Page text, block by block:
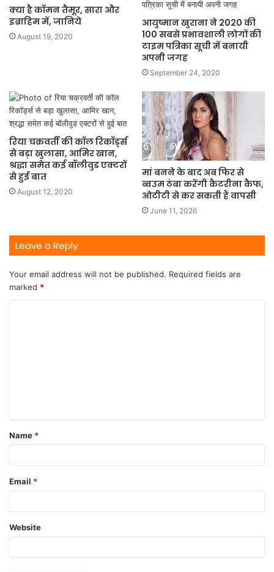
क्या है कॉमन तैमूर, सारा और
इब्राहिम में, जानिये
August 19, 2020
आयुष्मान खुराना ने 2020 की
100 सबसे प्रभावशाली लोगों की
टाइम पत्रिका सूची में बनायी
अपनी जगह
September 24, 2020
रिया चक्रवर्ती की कॉल रिकॉर्ड्स
से बड़ा खुलासा, आमिर खान,
श्रद्धा समेत कई बॉलीवुड एक्टरों
से हुई बात
August 12, 2020
मां बनने के बाद अब फिर से
ब्वउम ठंबा करेंगी कैटरीना कैफ,
ओटीटी से कर सकती हैं वापसी
June 11, 2026
Leave a Reply
Your email address will not be published. Required fields are
marked *
Name *
Email *
Website